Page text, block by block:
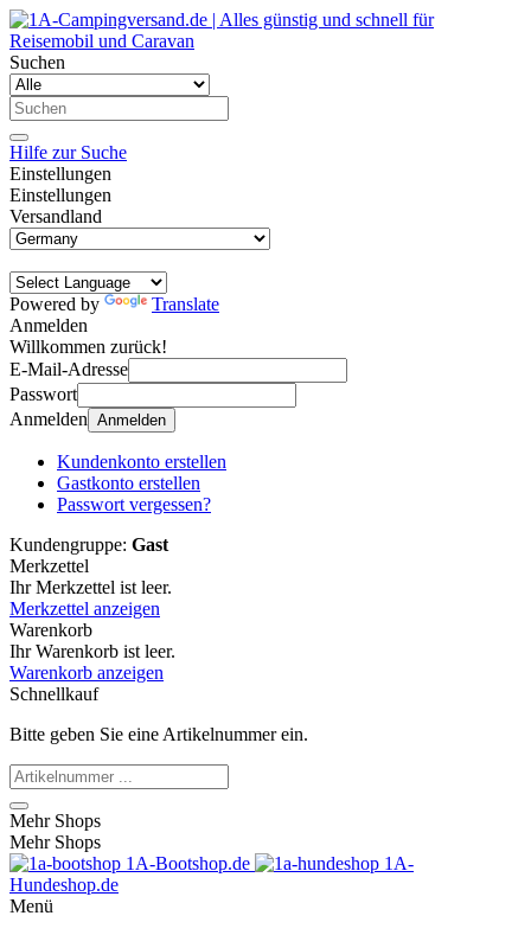
Suchen
Hilfe zur Suche
Einstellungen
Einstellungen
Versandland
Powered by
Translate
Anmelden
Willkommen zurück!
E-Mail-Adresse
Passwort
Anmelden Anmelden
Kundenkonto erstellen
Gastkonto erstellen
Passwort vergessen?
Kundengruppe: Gast
Merkzettel
Ihr Merkzettel ist leer.
Merkzettel anzeigen
Warenkorb
Ihr Warenkorb ist leer.
Warenkorb anzeigen
Schnellkauf
Bitte geben Sie eine Artikelnummer ein.
Mehr Shops
Mehr Shops
1A-Bootshop.de
1A-
Hundeshop.de
Menü